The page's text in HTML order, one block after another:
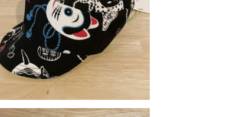
【y.y.williams】 リバーシブル ワーク
キャップ／ブラック お面柄
¥3,600